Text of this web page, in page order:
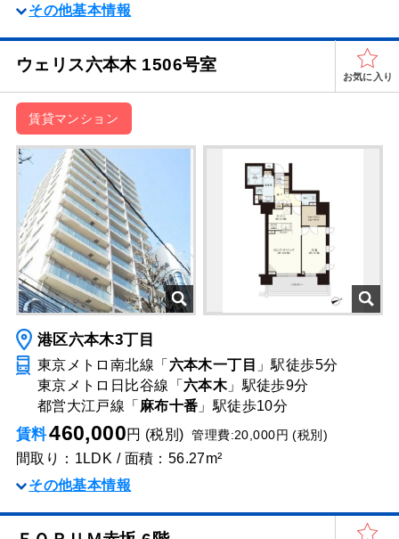
その他基本情報
ウェリス六本⽊ 1506号室
お気に入り
賃貸マンション
港区六本木3丁目
東京メトロ南北線「 六本木一丁目 」駅徒歩5分
東京メトロ日比谷線「 六本木」駅徒歩9分
都営大江戸線「 麻布十番 」駅徒歩10分
賃料460,000円 (税別)管理費:20,000円 (税別)
間取り：1LDK / 面積：56.27m²
その他基本情報